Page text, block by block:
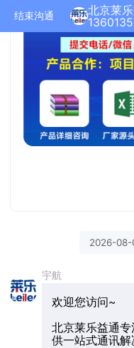
结束沟通
2026-08-
宇航
欢迎您访问~
北京莱乐益通
供一站式通讯解